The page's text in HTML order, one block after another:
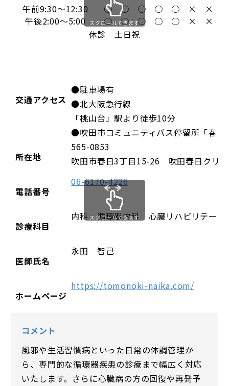
午前9:30～12:30
○ ○ ○ ○ ○ ×
×
午後2:00～5:00
○ ○ ○ ○ ○ × ×
スクロールできます
休診 土日祝
交通アクセス
●駐車場有
●北大阪急行線
「桃山台」駅より徒歩10分
●吹田市コミュニティバス停留所「春日
所在地
565-0853
吹田市春日3丁目15-26 吹田春日クリ
電話番号
06-6170-4226
診療科目
内科 循環器内科 心臓リハビリテーシ
医師氏名
永田 智己
ホームページ
https://tomonoki-naika.com/
スクロールできます
コメント
風邪や生活習慣病といった日常の体調管理か
ら、専門的な循環器疾患の診療まで幅広く対応
いたします。さらに心臓病の方の回復や再発予